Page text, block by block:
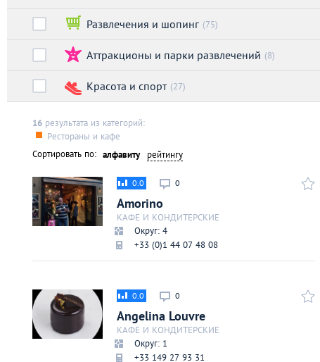
Киев
Лондон
Лос-Анджелес
Париж
Паттайя
Пхукет
Санкт-Петербург
Развлечения и шопинг (75)
Аттракционы и парки развлечений (8)
Красота и спорт (27)
16 результата из категорий:
Рестораны и кафе
Сортировать по: алфавиту рейтингу
0
0.0
Amorino
КАФЕ И КОНДИТЕРСКИЕ
Округ: 4
+33 (0)1 44 07 48 08
0
0.0
Angelina Louvre
КАФЕ И КОНДИТЕРСКИЕ
Округ: 1
+33 149 27 93 31